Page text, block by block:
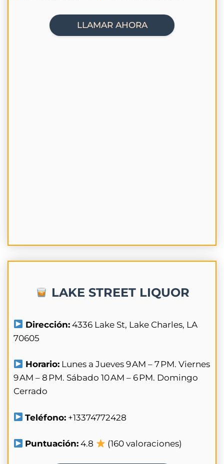
LLAMAR AHORA
LAKE STREET LIQUOR
Dirección: 4336 Lake St, Lake Charles, LA
70605
Horario: Lunes a Jueves 9 AM – 7 PM. Viernes
9 AM – 8 PM. Sábado 10 AM – 6 PM. Domingo
Cerrado
Teléfono: +13374772428
Puntuación: 4.8 (160 valoraciones)